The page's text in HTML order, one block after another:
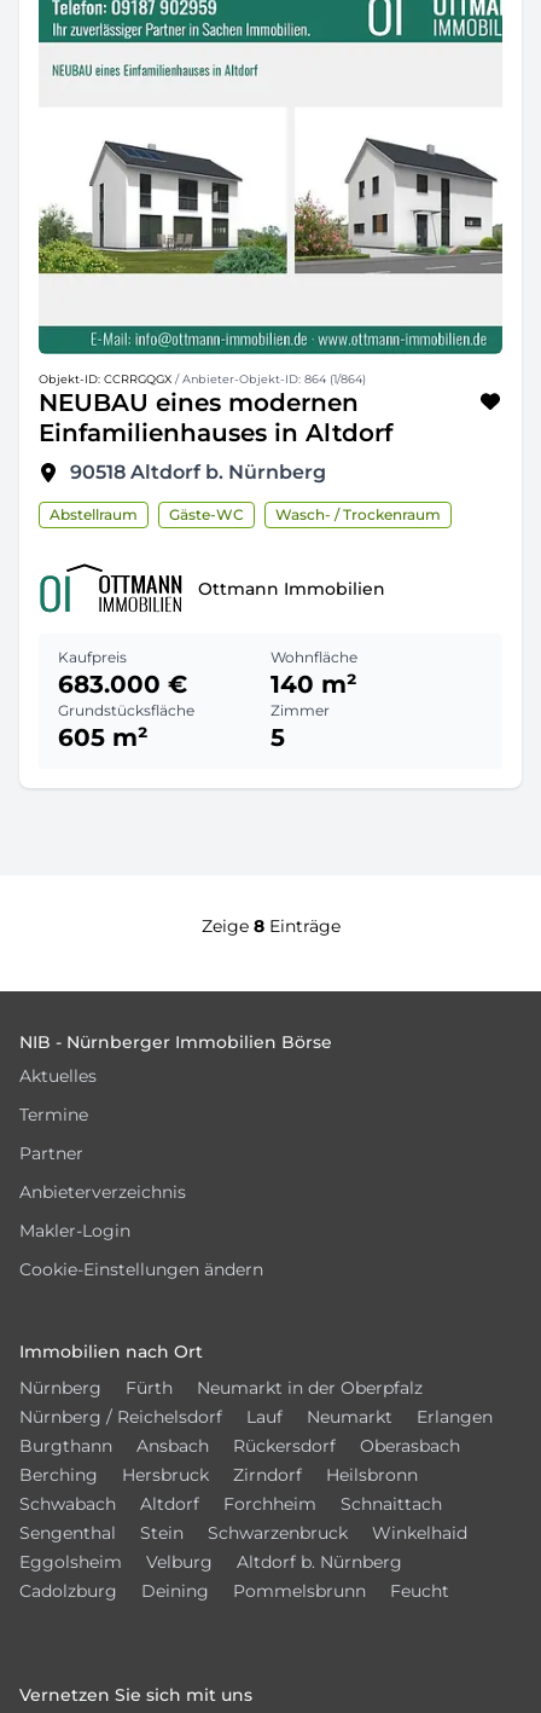
Objekt-ID: CCRRGQGX / Anbieter-Objekt-ID: 864 (1/864)
NEUBAU eines modernen
Einfamilienhauses in Altdorf
90518 Altdorf b. Nürnberg
Abstellraum Gäste-WC Wasch- / Trockenraum
Ottmann Immobilien
Kaufpreis
683.000 €
Wohnfläche
140 m²
Grundstücksfläche
605 m²
Zimmer
5
Zeige 8Einträge
NIB - Nürnberger Immobilien Börse
Aktuelles
Termine
Partner
Anbieterverzeichnis
Makler-Login
Cookie-Einstellungen ändern
Immobilien nach Ort
Nürnberg
Fürth
Neumarkt in der Oberpfalz
Nürnberg / Reichelsdorf
Lauf Neumarkt
Erlangen
Burgthann
Ansbach Rückersdorf
Oberasbach
Berching
Hersbruck Zirndorf
Heilsbronn
Schwabach
Altdorf Forchheim
Schnaittach
Sengenthal
Stein Schwarzenbruck
Winkelhaid
Eggolsheim
Velburg
Altdorf b. Nürnberg
Cadolzburg
Deining Pommelsbrunn Feucht
Vernetzen Sie sich mit uns